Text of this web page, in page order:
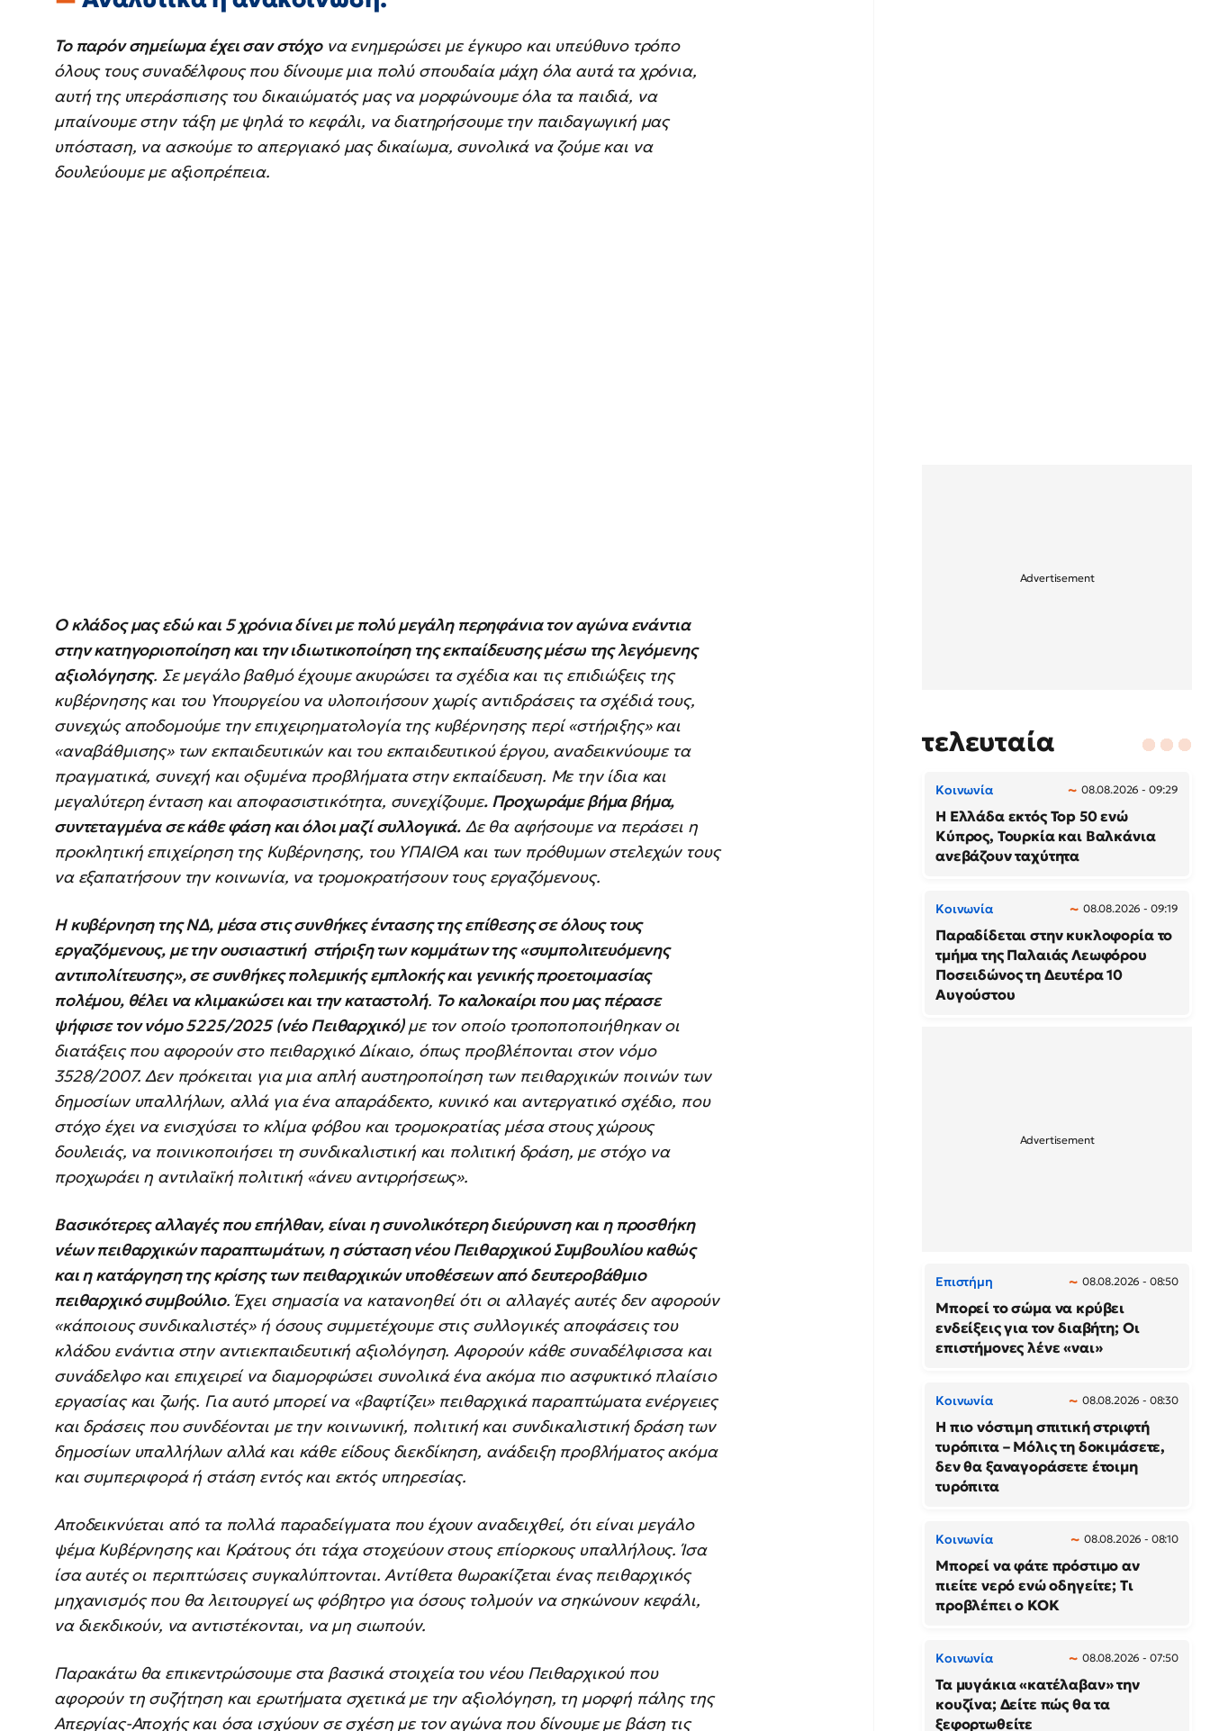
Το παρόν σημείωμα έχει σαν στόχονα ενημερώσει με έγκυρο και υπεύθυνο τρόπο
όλους τους συναδέλφους που δίνουμε μια πολύ σπουδαία μάχη όλα αυτά τα χρόνια,
αυτή της υπεράσπισης του δικαιώματός μας να μορφώνουμε όλα τα παιδιά, να
μπαίνουμε στην τάξη με ψηλά το κεφάλι, να διατηρήσουμε την παιδαγωγική μας
υπόσταση, να ασκούμε το απεργιακό μας δικαίωμα, συνολικά να ζούμε και να
δουλεύουμε με αξιοπρέπεια.
Ο κλάδος μας εδώ και 5 χρόνια δίνει με πολύ μεγάλη περηφάνια τον αγώνα ενάντια
στην κατηγοριοποίηση και την ιδιωτικοποίηση της εκπαίδευσης μέσω της λεγόμενης
αξιολόγησης. Σε μεγάλο βαθμό έχουμε ακυρώσει τα σχέδια και τις επιδιώξεις της
κυβέρνησης και του Υπουργείου να υλοποιήσουν χωρίς αντιδράσεις τα σχέδιά τους,
συνεχώς αποδομούμε την επιχειρηματολογία της κυβέρνησης περί «στήριξης» και
«αναβάθμισης» των εκπαιδευτικών και του εκπαιδευτικού έργου, αναδεικνύουμε τα
πραγματικά, συνεχή και οξυμένα προβλήματα στην εκπαίδευση. Με την ίδια και
μεγαλύτερη ένταση και αποφασιστικότητα, συνεχίζουμε. Προχωράμε βήμα βήμα,
συντεταγμένα σε κάθε φάση και όλοι μαζί συλλογικά. Δε θα αφήσουμε να περάσει η
προκλητική επιχείρηση της Κυβέρνησης, του ΥΠΑΙΘΑ και των πρόθυμων στελεχών τους
να εξαπατήσουν την κοινωνία, να τρομοκρατήσουν τους εργαζόμενους.
Η κυβέρνηση της ΝΔ, μέσα στις συνθήκες έντασης της επίθεσης σε όλους τους
εργαζόμενους, με την ουσιαστική στήριξη των κομμάτων της «συμπολιτευόμενης
αντιπολίτευσης», σε συνθήκες πολεμικής εμπλοκής και γενικής προετοιμασίας
πολέμου, θέλει να κλιμακώσει και την καταστολή. Το καλοκαίρι που μας πέρασε
ψήφισε τον νόμο 5225/2025 (νέο Πειθαρχικό)με τον οποίο τροποποποιήθηκαν οι
διατάξεις που αφορούν στο πειθαρχικό Δίκαιο, όπως προβλέπονται στον νόμο
3528/2007. Δεν πρόκειται για μια απλή αυστηροποίηση των πειθαρχικών ποινών των
δημοσίων υπαλλήλων, αλλά για ένα απαράδεκτο, κυνικό και αντεργατικό σχέδιο, που
στόχο έχει να ενισχύσει το κλίμα φόβου και τρομοκρατίας μέσα στους χώρους
δουλειάς, να ποινικοποιήσει τη συνδικαλιστική και πολιτική δράση, με στόχο να
προχωράει η αντιλαϊκή πολιτική «άνευ αντιρρήσεως».
Βασικότερες αλλαγές που επήλθαν, είναι η συνολικότερη διεύρυνση και η προσθήκη
νέων πειθαρχικών παραπτωμάτων, η σύσταση νέου Πειθαρχικού Συμβουλίου καθώς
και η κατάργηση της κρίσης των πειθαρχικών υποθέσεων από δευτεροβάθμιο
πειθαρχικό συμβούλιο. Έχει σημασία να κατανοηθεί ότι οι αλλαγές αυτές δεν αφορούν
«κάποιους συνδικαλιστές» ή όσους συμμετέχουμε στις συλλογικές αποφάσεις του
κλάδου ενάντια στην αντιεκπαιδευτική αξιολόγηση. Αφορούν κάθε συναδέλφισσα και
συνάδελφο και επιχειρεί να διαμορφώσει συνολικά ένα ακόμα πιο ασφυκτικό πλαίσιο
εργασίας και ζωής. Για αυτό μπορεί να «βαφτίζει» πειθαρχικά παραπτώματα ενέργειες
και δράσεις που συνδέονται με την κοινωνική, πολιτική και συνδικαλιστική δράση των
δημοσίων υπαλλήλων αλλά και κάθε είδους διεκδίκηση, ανάδειξη προβλήματος ακόμα
και συμπεριφορά ή στάση εντός και εκτός υπηρεσίας.
Αποδεικνύεται από τα πολλά παραδείγματα που έχουν αναδειχθεί, ότι είναι μεγάλο
ψέμα Κυβέρνησης και Κράτους ότι τάχα στοχεύουν στους επίορκους υπαλλήλους. Ίσα
ίσα αυτές οι περιπτώσεις συγκαλύπτονται. Αντίθετα θωρακίζεται ένας πειθαρχικός
μηχανισμός που θα λειτουργεί ως φόβητρο για όσους τολμούν να σηκώνουν κεφάλι,
να διεκδικούν, να αντιστέκονται, να μη σιωπούν.
Παρακάτω θα επικεντρώσουμε στα βασικά στοιχεία του νέου Πειθαρχικού που
αφορούν τη συζήτηση και ερωτήματα σχετικά με την αξιολόγηση, τη μορφή πάλης της
Απεργίας-Αποχής και όσα ισχύουν σε σχέση με τον αγώνα που δίνουμε με βάση τις
τελευταία
Κοινωνία 08.08.2026 - 09:29
Η Ελλάδα εκτός Top 50 ενώ
Κύπρος, Τουρκία και Βαλκάνια
ανεβάζουν ταχύτητα
Κοινωνία 08.08.2026 - 09:19
Παραδίδεται στην κυκλοφορία το
τμήμα της Παλαιάς Λεωφόρου
Ποσειδώνος τη Δευτέρα 10
Αυγούστου
Επιστήμη 08.08.2026 - 08:50
Μπορεί το σώμα να κρύβει
ενδείξεις για τον διαβήτη; Οι
επιστήμονες λένε «ναι»
Κοινωνία 08.08.2026 - 08:30
Η πιο νόστιμη σπιτική στριφτή
τυρόπιτα – Μόλις τη δοκιμάσετε,
δεν θα ξαναγοράσετε έτοιμη
τυρόπιτα
Κοινωνία 08.08.2026 - 08:10
Μπορεί να φάτε πρόστιμο αν
πιείτε νερό ενώ οδηγείτε; Τι
προβλέπει ο ΚΟΚ
Κοινωνία 08.08.2026 - 07:50
Τα μυγάκια «κατέλαβαν» την
κουζίνα; Δείτε πώς θα τα
ξεφορτωθείτε